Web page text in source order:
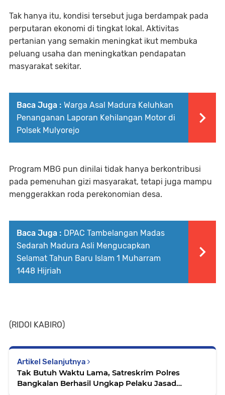
Tak hanya itu, kondisi tersebut juga berdampak pada
perputaran ekonomi di tingkat lokal. Aktivitas
pertanian yang semakin meningkat ikut membuka
peluang usaha dan meningkatkan pendapatan
masyarakat sekitar.
Baca Juga : Warga Asal Madura Keluhkan
Penanganan Laporan Kehilangan Motor di
Polsek Mulyorejo
Program MBG pun dinilai tidak hanya berkontribusi
pada pemenuhan gizi masyarakat, tetapi juga mampu
menggerakkan roda perekonomian desa.
Baca Juga : DPAC Tambelangan Madas
Sedarah Madura Asli Mengucapkan
Selamat Tahun Baru Islam 1 Muharram
1448 Hijriah
(RIDOI KABIRO)
Artikel Selanjutnya
Tak Butuh Waktu Lama, Satreskrim Polres
Bangkalan Berhasil Ungkap Pelaku Jasad